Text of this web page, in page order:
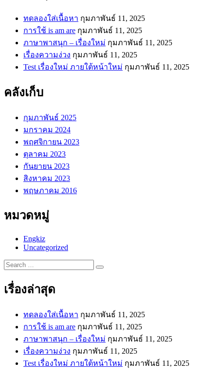
ทดลองใส่เนื้อหา กุมภาพันธ์ 11, 2025
การใช้ is am are กุมภาพันธ์ 11, 2025
ภาษาพาสนุก – เรื่องใหม่ กุมภาพันธ์ 11, 2025
เรื่องความง่วง กุมภาพันธ์ 11, 2025
Test เรื่องใหม่ ภายใต้หน้าใหม่ กุมภาพันธ์ 11, 2025
คลังเก็บ
กุมภาพันธ์ 2025
มกราคม 2024
พฤศจิกายน 2023
ตุลาคม 2023
กันยายน 2023
สิงหาคม 2023
พฤษภาคม 2016
หมวดหมู่
Engkiz
Uncategorized
Search
…
เรื่องล่าสุด
ทดลองใส่เนื้อหา กุมภาพันธ์ 11, 2025
การใช้ is am are กุมภาพันธ์ 11, 2025
ภาษาพาสนุก – เรื่องใหม่ กุมภาพันธ์ 11, 2025
เรื่องความง่วง กุมภาพันธ์ 11, 2025
Test เรื่องใหม่ ภายใต้หน้าใหม่ กุมภาพันธ์ 11, 2025